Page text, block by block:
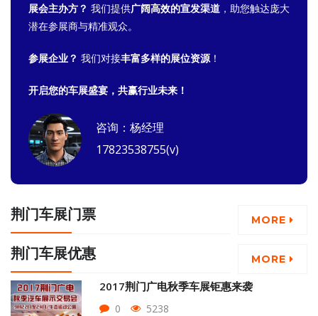
展会主办方？ 我们提供广阔高效的宣发渠道 ，助您触达庞大
潜在参展商与精准观众。
参展企业？ 我们对接丰富多样的展位资源！
开启您的车展盛宴，共赢行业未来！
咨询：杨经理
17823538755(v)
荆门车展门票 MORE
荆门车展优惠 MORE
2017荆门广电秋季车展钜惠来袭
0 5238